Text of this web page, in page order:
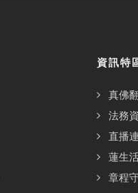
資訊特
真佛
法務
直播
蓮生
章程